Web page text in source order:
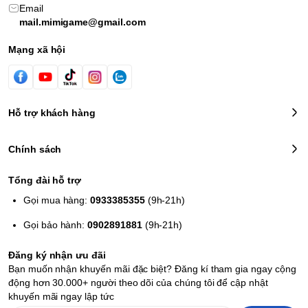
cáo về thể chất, làm phiền bạn. Thay vì sử dụng thảm,
người chơi phải sử dụng dây đeo chân để buộc Joy-Con
vào chân của họ, sử dụng Joy-Con khác ở bên cạnh giống
chơi gốc, nhưng đối với những người sở hữu, hãy cho
phép chúng tôi cắt ngang cuộc rượt đuổi bằng cách nói rằng
cổng Switch này không cung cấp nhiều thứ mới ngoài bản
Email
mail.mimigame@gmail.com
Mạng xã hội
Hỗ trợ khách hàng
Chính sách
Tổng đài hỗ trợ
Gọi mua hàng:0933385355(9h-21h)
Gọi bảo hành:0902891881(9h-21h)
Đăng ký nhận ưu đãi
Bạn muốn nhận khuyến mãi đặc biệt? Đăng kí tham gia ngay cộng
động hơn 30.000+ người theo dõi của chúng tôi để cập nhật
khuyến mãi ngay lập tức